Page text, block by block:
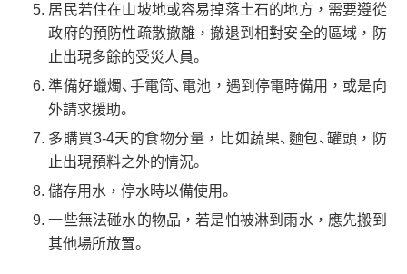
居民若住在山坡地或容易掉落土石的地方，需要遵從
政府的預防性疏散撤離，撤退到相對安全的區域，防
止出現多餘的受災人員。
準備好蠟燭、手電筒、電池，遇到停電時備用，或是向
外請求援助。
多購買3-4天的食物分量，比如蔬果、麵包、罐頭，防
止出現預料之外的情況。
儲存用水，停水時以備使用。
一些無法碰水的物品，若是怕被淋到雨水，應先搬到
其他場所放置。